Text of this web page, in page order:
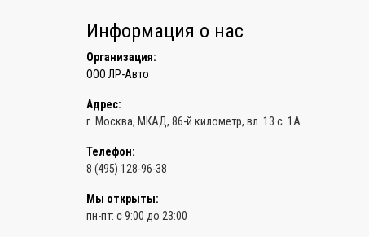
Информация о нас
Организация:
ООО ЛР-Авто
Адрес:
г. Москва, МКАД, 86-й километр, вл. 13 с. 1А
Телефон:
8 (495) 128-96-38
Мы открыты:
пн-пт: с 9:00 до 23:00